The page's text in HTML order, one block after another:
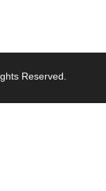
Reserved.